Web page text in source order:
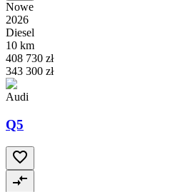
Nowe
2026
Diesel
10 km
408 730 zł
343 300 zł
Audi
Q5